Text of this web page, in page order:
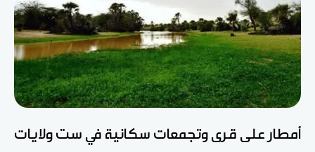
أمطار على قرى وتجمعات سكانية في ست ولايات